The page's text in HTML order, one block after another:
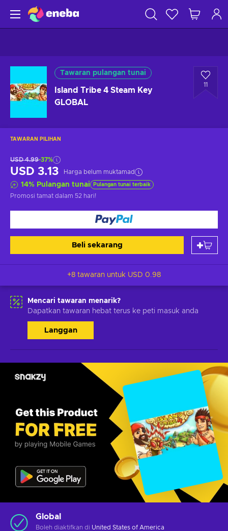
Tawaran pulangan tunai
Island Tribe 4 Steam Key
GLOBAL
11
TAWARAN PILIHAN
USD 4.99-37%
USD 3.13 Harga belum muktamad
14% Pulangan tunai Pulangan tunai terbaik
Promosi tamat dalam 52 hari!
Beli sekarang
+8 tawaran untuk USD 0.98
Mencari tawaran menarik?
Dapatkan tawaran hebat terus ke peti masuk anda
Langgan
Global
Boleh diaktifkan di United States of America